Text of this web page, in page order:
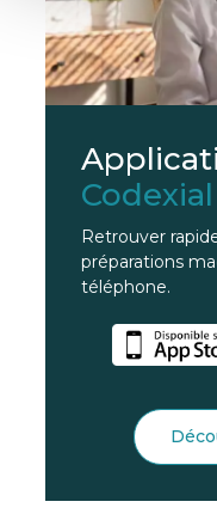
Retrouver
préparations
téléphone.